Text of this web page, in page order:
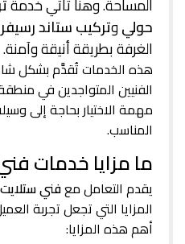
حوليوتركيب ستاند
الغرفة بطريقة أنيقة وآمنة.
هذه الخدمات تُقدَّم بشكل
الفنيين المتواجدين في
مهمة الاختيار بحاجة إلى
المناسب.
ما مزايا خدمات
يقدم التعامل معفني
المزايا التي تجعل تجربة
أهم هذه المزايا: